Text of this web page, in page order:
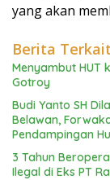
yang akan
Berita Terkait
Menyambut HUT
Gotroy
Budi Yanto SH
Belawan,
Pendampingan
3 Tahun
Ilegal di Eks PT